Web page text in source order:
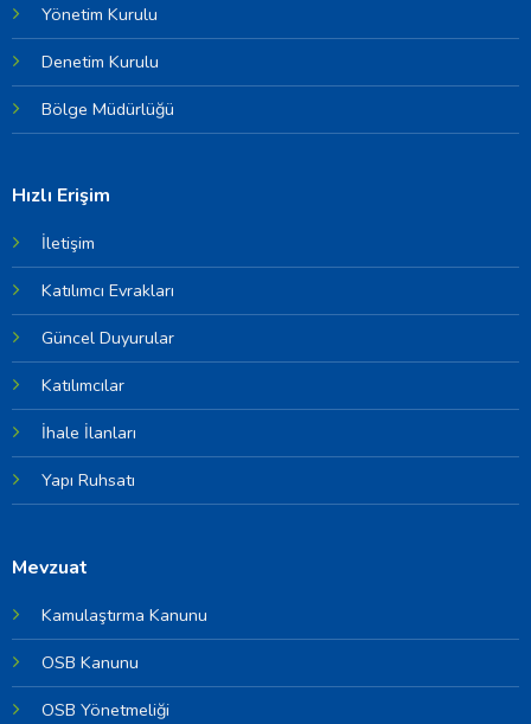
Yönetim Kurulu
Denetim Kurulu
Bölge Müdürlüğü
Hızlı Erişim
İletişim
Katılımcı Evrakları
Güncel Duyurular
Katılımcılar
İhale İlanları
Yapı Ruhsatı
Mevzuat
Kamulaştırma Kanunu
OSB Kanunu
OSB Yönetmeliği